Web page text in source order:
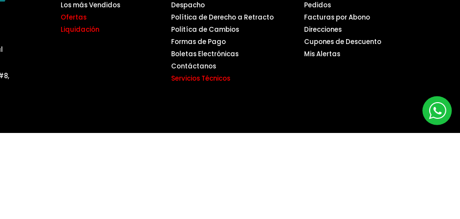
Los más Vendidos
Ofertas
Liquidación
Despacho
Política de Derecho a Retracto
Politíca de Cambios
Formas de Pago
Boletas Electrónicas
Contáctanos
Servicios Técnicos
Pedidos
Facturas por Abono
Direcciones
Cupones de Descuento
Mis Alertas